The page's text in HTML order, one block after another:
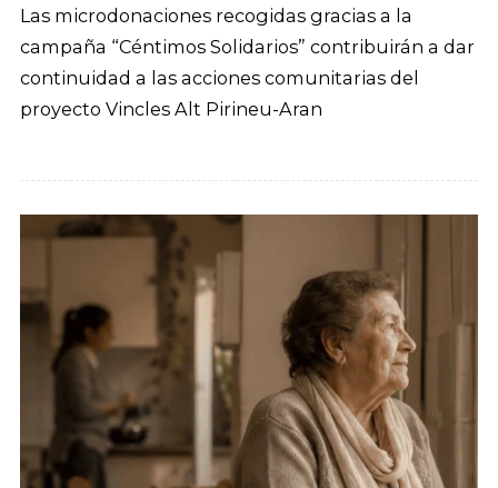
Las microdonaciones recogidas gracias a la
campaña “Céntimos Solidarios” contribuirán a dar
continuidad a las acciones comunitarias del
proyecto Vincles Alt Pirineu-Aran